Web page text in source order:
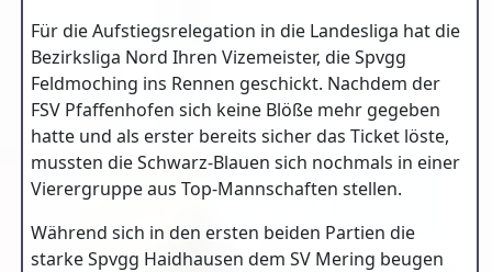
Für die Aufstiegsrelegation in die Landesliga hat die
Bezirksliga Nord Ihren Vizemeister, die Spvgg
Feldmoching ins Rennen geschickt. Nachdem der
FSV Pfaffenhofen sich keine Blöße mehr gegeben
hatte und als erster bereits sicher das Ticket löste,
mussten die Schwarz-Blauen sich nochmals in einer
Vierergruppe aus Top-Mannschaften stellen.
Während sich in den ersten beiden Partien die
starke Spvgg Haidhausen dem SV Mering beugen